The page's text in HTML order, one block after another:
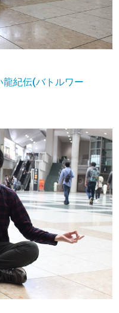
龍紀伝(バトルワー